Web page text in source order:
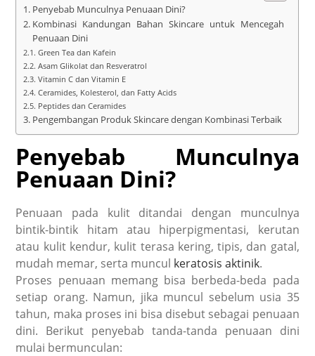
Penyebab Munculnya Penuaan Dini?
Kombinasi Kandungan Bahan Skincare untuk Mencegah
Penuaan Dini
Green Tea dan Kafein
Asam Glikolat dan Resveratrol
Vitamin C dan Vitamin E
Ceramides, Kolesterol, dan Fatty Acids
Peptides dan Ceramides
Pengembangan Produk Skincare dengan Kombinasi Terbaik
Penyebab Munculnya
Penuaan Dini?
Penuaan pada kulit ditandai dengan munculnya
bintik-bintik hitam atau hiperpigmentasi, kerutan
atau kulit kendur, kulit terasa kering, tipis, dan gatal,
mudah memar, serta muncul keratosis aktinik.
Proses penuaan memang bisa berbeda-beda pada
setiap orang. Namun, jika muncul sebelum usia 35
tahun, maka proses ini bisa disebut sebagai penuaan
dini. Berikut penyebab tanda-tanda penuaan dini
mulai bermunculan: